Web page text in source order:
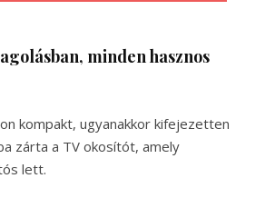
minden hasznos
kompakt, ugyanakkor kifejezetten
zárta a TV okosítót, amely
lett.